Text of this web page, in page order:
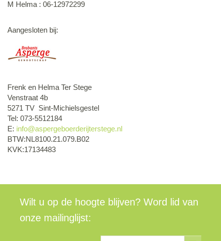
M Helma : 06-12972299
Aangesloten bij:
Frenk en Helma Ter Stege
Venstraat 4b
5271 TV Sint-Michielsgestel
Tel: 073-5512184
E: info@aspergeboerderijterstege.nl
BTW:NL8100.21.079.B02
KVK:17134483
Wilt u op de hoogte blijven? Word lid van
onze mailinglijst: